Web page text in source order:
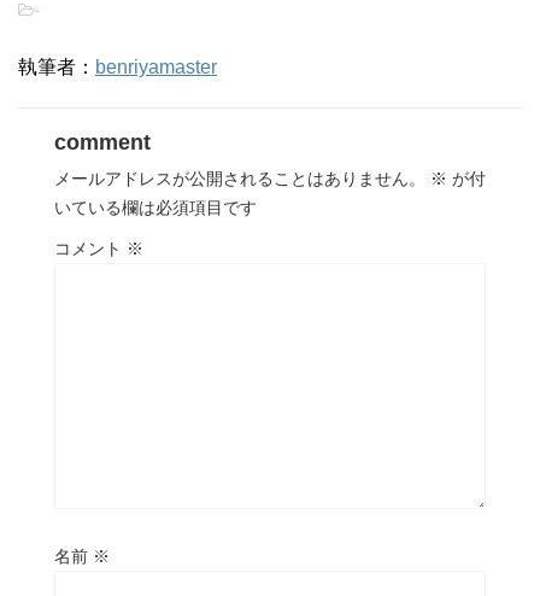
-
執筆者： benriyamaster
comment
メールアドレスが公開されることはありません。 ※ が付
いている欄は必須項目です
コメント ※
名前 ※